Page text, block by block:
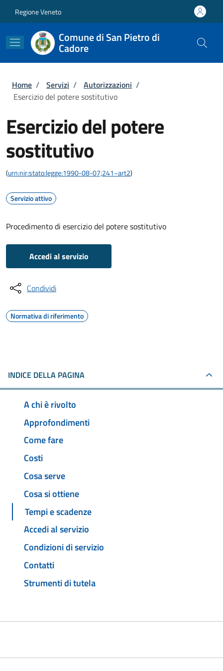
Regione Veneto
Comune di San Pietro di
Cadore
Briciole di pane
Home / Servizi / Autorizzazioni /
Esercizio del potere sostitutivo
Esercizio del potere
sostitutivo
(urn:nir:stato:legge:1990-08-07;241~art2)
Servizio attivo
Procedimento di esercizio del potere sostitutivo
Accedi al servizio
Condividi
Normativa di riferimento
INDICE DELLA PAGINA
A chi è rivolto
Approfondimenti
Come fare
Costi
Cosa serve
Cosa si ottiene
Tempi e scadenze
Accedi al servizio
Condizioni di servizio
Contatti
Strumenti di tutela